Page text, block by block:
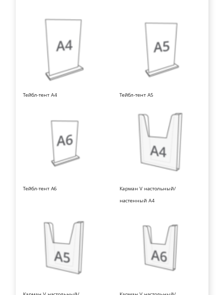
Тейбл-тент А4 Тейбл-тент А5
Тейбл-тент А6
Карман V настольный/
настенный А4